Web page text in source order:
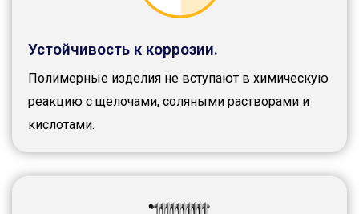
Устойчивость к коррозии.
Полимерные изделия не вступают в химическую
реакцию с щелочами, соляными растворами и
кислотами.